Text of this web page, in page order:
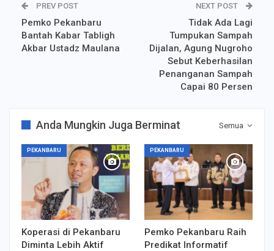
PREV POST
Pemko Pekanbaru
Bantah Kabar Tabligh
Akbar Ustadz Maulana
NEXT POST
Tidak Ada Lagi
Tumpukan Sampah
Dijalan, Agung Nugroho
Sebut Keberhasilan
Penanganan Sampah
Capai 80 Persen
Semua
Anda Mungkin Juga Berminat
PEKANBARU
Koperasi di Pekanbaru
Diminta Lebih Aktif
PEKANBARU
Pemko Pekanbaru Raih
Predikat Informatif